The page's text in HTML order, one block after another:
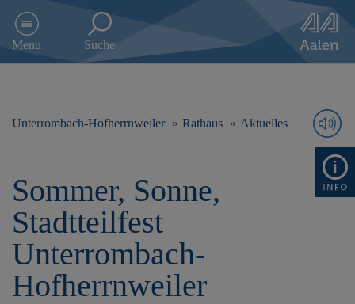
e
Menu Suche
Unterrombach-Hofherrnweiler Rathaus Aktuelles
Sommer, Sonne,
Stadtteilfest
Unterrombach-
Hofherrnweiler